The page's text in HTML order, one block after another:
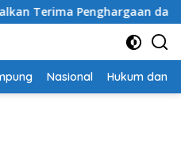
dari HKBP
Nasional Hukum dan